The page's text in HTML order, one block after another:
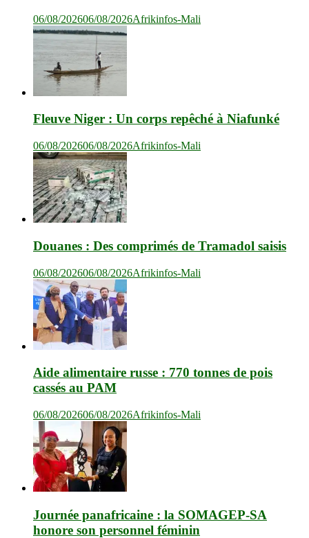
06/08/202606/08/2026Afrikinfos-Mali
Fleuve Niger : Un corps repêché à Niafunké
06/08/202606/08/2026Afrikinfos-Mali
Douanes : Des comprimés de Tramadol saisis
06/08/202606/08/2026Afrikinfos-Mali
Aide alimentaire russe : 770 tonnes de pois
cassés au PAM
06/08/202606/08/2026Afrikinfos-Mali
Journée panafricaine : la SOMAGEP-SA
honore son personnel féminin